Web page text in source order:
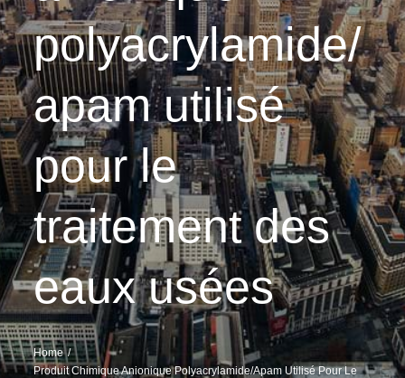
polyacrylamide/
apam utilisé
pour le
traitement des
eaux usées
Home
Produit Chimique Anionique Polyacrylamide/apam Utilisé Pour Le